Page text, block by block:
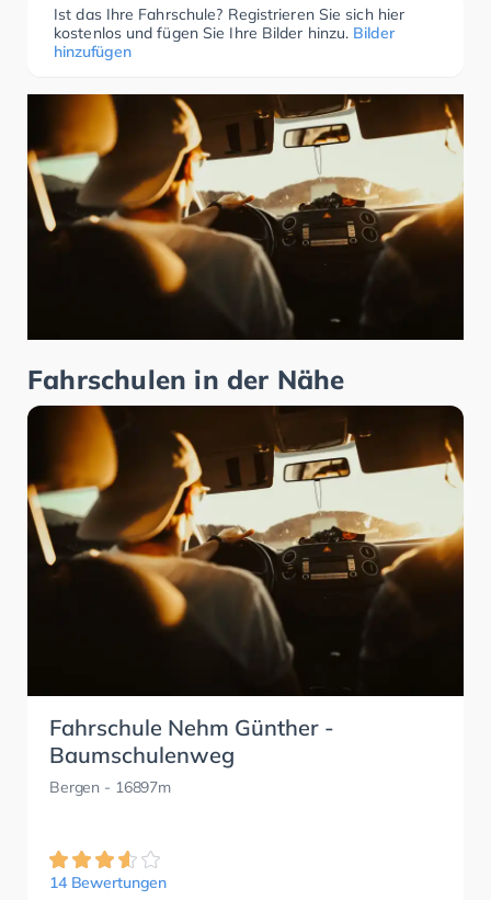
Ist das Ihre Fahrschule? Registrieren Sie sich hier
kostenlos und fügen Sie Ihre Bilder hinzu. Bilder
hinzufügen
Fahrschulen in der Nähe
Fahrschule Nehm Günther -
Baumschulenweg
Bergen - 16897m
14 Bewertungen